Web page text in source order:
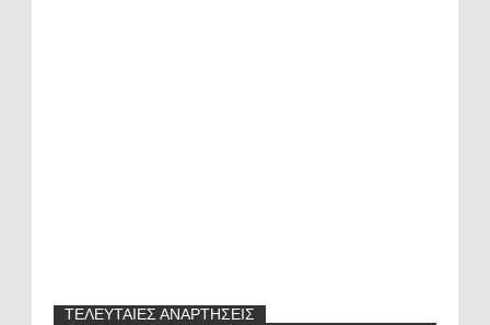
ΤΕΛΕΥΤΑΙΕΣ ΑΝΑΡΤΗΣΕΙΣ